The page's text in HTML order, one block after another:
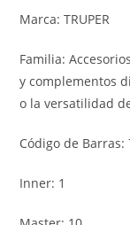
Marca: TRUPER
Familia:
y complementos
o la versatilidad
Código de Barras:
Inner: 1